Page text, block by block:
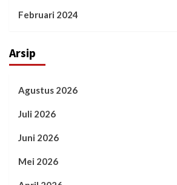
Februari 2024
Arsip
Agustus 2026
Juli 2026
Juni 2026
Mei 2026